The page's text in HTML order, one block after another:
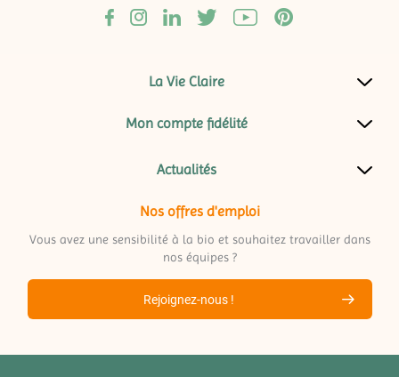
La Vie Claire
Mon compte fidélité
Actualités
Nos offres d'emploi
Vous avez une sensibilité à la bio et souhaitez travailler dans
nos équipes ?
Rejoignez-nous !